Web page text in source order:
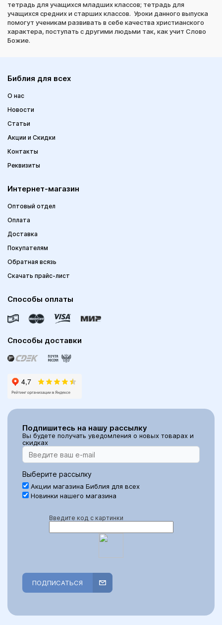
тетрадь для учащихся младших классов; тетрадь для
учащихся средних и старших классов. Уроки данного выпуска
помогут ученикам развивать в себе качества христианского
характера, поступать с другими людьми так, как учит Слово
Божие.
Библия для всех
О нас
Новости
Статьи
Акции и Скидки
Контакты
Реквизиты
Интернет-магазин
Оптовый отдел
Оплата
Доставка
Покупателям
Обратная всязь
Скачать прайс-лист
Способы оплаты
Способы доставки
Подпишитесь на нашу рассылку
Вы будете получать уведомления о новых товарах и
скидках
Выберите рассылку
Акции магазина Библия для всех
Новинки нашего магазина
Введите код с картинки
ПОДПИСАТЬСЯ